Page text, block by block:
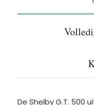
De Shelby G.T. 500